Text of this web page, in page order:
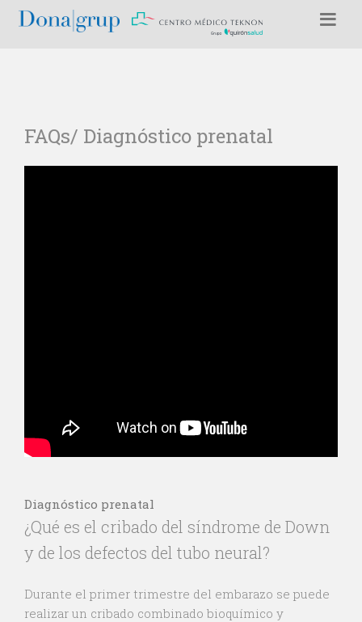
FAQs/ Diagnóstico prenatal
Diagnóstico prenatal
¿Qué es el cribado del síndrome de Down
y de los defectos del tubo neural?
Durante el primer trimestre del embarazo se puede
realizar un cribado combinado bioquímico y